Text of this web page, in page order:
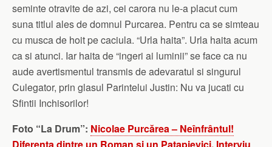
seminte otravite de azi, cei carora nu le-a placut cum
suna titlul ales de domnul Purcarea. Pentru ca se simteau
cu musca de hoit pe caciula. “Urla haita”. Urla haita acum
ca si atunci. Iar haita de “ingeri ai luminii” se face ca nu
aude avertismentul transmis de adevaratul si singurul
Culegator, prin glasul Parintelui Justin: Nu va jucati cu
Sfintii Inchisorilor!
Foto “La Drum”: Nicolae Purcărea – Neînfrântul!